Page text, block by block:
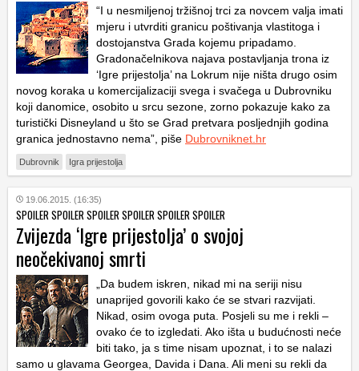
“I u nesmiljenoj tržišnoj trci za novcem valja imati
mjeru i utvrditi granicu poštivanja vlastitoga i
dostojanstva Grada kojemu pripadamo.
Gradonačelnikova najava postavljanja trona iz
‘Igre prijestolja’ na Lokrum nije ništa drugo osim
novog koraka u komercijalizaciji svega i svačega u Dubrovniku
koji danomice, osobito u srcu sezone, zorno pokazuje kako za
turistički Disneyland u što se Grad pretvara posljednjih godina
granica jednostavno nema”, piše Dubrovniknet.hr
Dubrovnik Igra prijestolja
19.06.2015. (16:35)
SPOILER SPOILER SPOILER SPOILER SPOILER SPOILER
Zvijezda ‘Igre prijestolja’ o svojoj
neočekivanoj smrti
„Da budem iskren, nikad mi na seriji nisu
unaprijed govorili kako će se stvari razvijati.
Nikad, osim ovoga puta. Posjeli su me i rekli –
ovako će to izgledati. Ako išta u budućnosti neće
biti tako, ja s time nisam upoznat, i to se nalazi
samo u glavama Georgea, Davida i Dana. Ali meni su rekli da